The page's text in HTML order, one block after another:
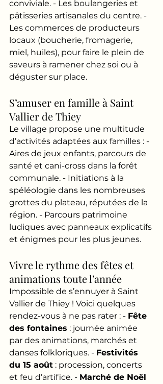
conviviale. - Les boulangeries et
pâtisseries artisanales du centre. -
Les commerces de producteurs
locaux (boucherie, fromagerie,
miel, huiles), pour faire le plein de
saveurs à ramener chez soi ou à
déguster sur place.
S’amuser en famille à Saint
Vallier de Thiey
Le village propose une multitude
d’activités adaptées aux familles : -
Aires de jeux enfants, parcours de
santé et cani-cross dans la forêt
communale. - Initiations à la
spéléologie dans les nombreuses
grottes du plateau, réputées de la
région. - Parcours patrimoine
ludiques avec panneaux explicatifs
et énigmes pour les plus jeunes.
Vivre le rythme des fêtes et
animations toute l’année
Impossible de s’ennuyer à Saint
Vallier de Thiey ! Voici quelques
rendez-vous à ne pas rater : - Fête
des fontaines : journée animée
par des animations, marchés et
danses folkloriques. - Festivités
du 15 août : procession, concerts
et feu d’artifice. - Marché de Noël